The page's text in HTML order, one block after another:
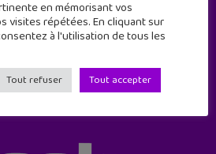
en mémorisant vos
visites répétées. En cliquant sur
à l'utilisation de tous les
Tout refuser Tout accepter